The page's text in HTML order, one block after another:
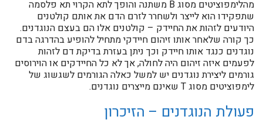
מהלימפוציטים מסוג B משתנה והופך לתא הקרוי תא פלסמה
שתפקידו הוא לייצר ולשחרר לזרם הדם את אותם קולטנים
היודעים לזהות את החיידק – קולטנים אלו הם בעצם הנוגדנים.
כך קורה שלאחר אותו זיהום חיידקי מתחיל להופיע בהדרגה בדם
נוגדנים כנגד אותו חיידק וכך ניתן בעזרת בדיקת דם לזהות
לפעמים איזה זיהום היה לחולה, אך לא כל החיידקים או הוירוסים
גורמים ליצירת נוגדנים יש למשל כאלה הגורמים לשגשוג של
לימפוציטים מסוג T שאינם מייצרים נוגדנים.
פעולת הנוגדנים – הזיכרון